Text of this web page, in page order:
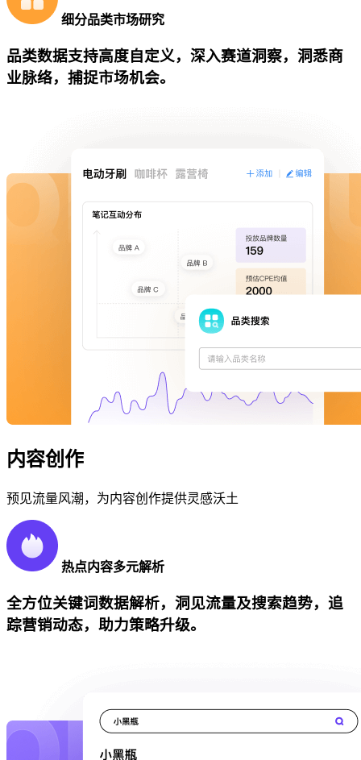
细分品类市场研究
品类数据支持高度自定义，深入赛道洞察，洞悉商
业脉络，捕捉市场机会。
内容创作
预见流量风潮，为内容创作提供灵感沃土
热点内容多元解析
全方位关键词数据解析，洞见流量及搜索趋势，追
踪营销动态，助力策略升级。